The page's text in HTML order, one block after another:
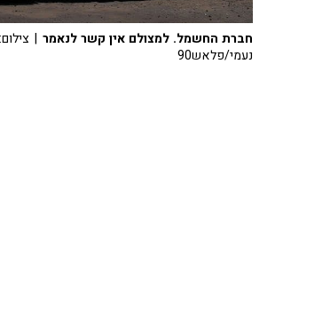
חברת החשמל. למצולם אין קשר לנאמר |
נעמי/פלאש90